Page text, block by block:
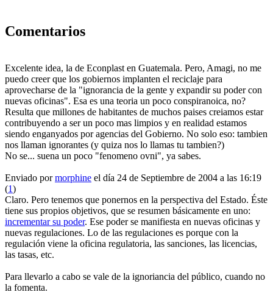
Comentarios
Excelente idea, la de Econplast en Guatemala. Pero, Amagi, no me
puedo creer que los gobiernos implanten el reciclaje para
aprovecharse de la "ignorancia de la gente y expandir su poder con
nuevas oficinas". Esa es una teoria un poco conspiranoica, no?
Resulta que millones de habitantes de muchos paises creiamos estar
contribuyendo a ser un poco mas limpios y en realidad estamos
siendo enganyados por agencias del Gobierno. No solo eso: tambien
nos llaman ignorantes (y quiza nos lo llamas tu tambien?)
No se... suena un poco "fenomeno ovni", ya sabes.
Enviado pormorphine el día 24 de Septiembre de 2004 a las 16:19
(1)
Claro. Pero tenemos que ponernos en la perspectiva del Estado. Éste
tiene sus propios objetivos, que se resumen básicamente en uno:
incrementar su poder. Ese poder se manifiesta en nuevas oficinas y
nuevas regulaciones. Lo de las regulaciones es porque con la
regulación viene la oficina regulatoria, las sanciones, las licencias,
las tasas, etc.
Para llevarlo a cabo se vale de la ignoriancia del público, cuando no
la fomenta.